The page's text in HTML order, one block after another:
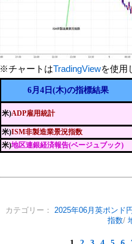
※チャートはTradingViewを使用
6月4日(木)の指標結果
米)ADP雇用統計
米)ISM非製造業景況指数
米)地区連銀経済報告(ベージュブック)
カテゴリー： 2025年06月英ポンド
指数/